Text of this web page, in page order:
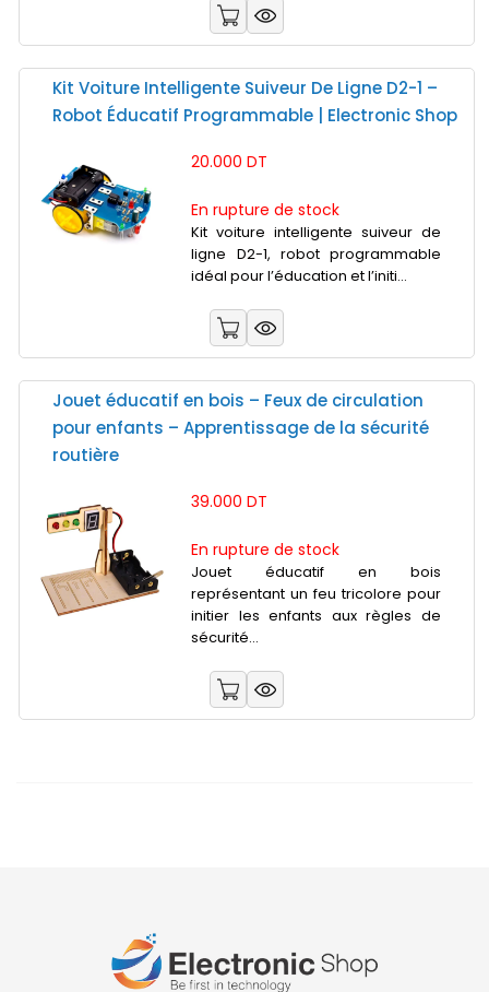
Kit Voiture Intelligente Suiveur De Ligne D2-1 –
Robot Éducatif Programmable | Electronic Shop
20.000 DT
En rupture de stock
Kit voiture intelligente suiveur de
ligne D2-1, robot programmable
idéal pour l’éducation et l’initi...
Jouet éducatif en bois – Feux de circulation
pour enfants – Apprentissage de la sécurité
routière
39.000 DT
En rupture de stock
Jouet éducatif en bois
représentant un feu tricolore pour
initier les enfants aux règles de
sécurité...